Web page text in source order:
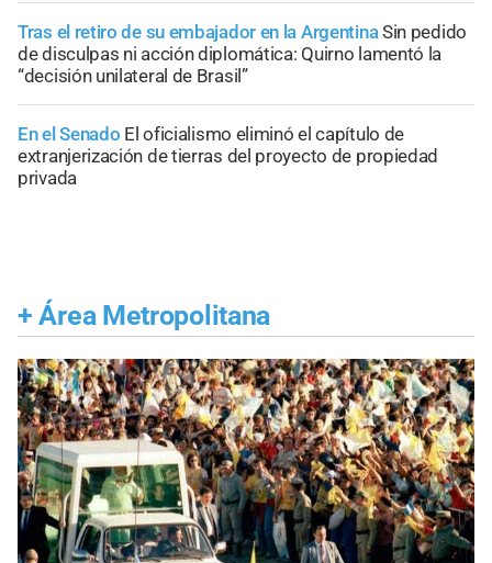
Tras el retiro de su embajador en la ArgentinaSin pedido
de disculpas ni acción diplomática: Quirno lamentó la
“decisión unilateral de Brasil”
En el Senado El oficialismo eliminó el capítulo de
extranjerización de tierras del proyecto de propiedad
privada
+ Área Metropolitana